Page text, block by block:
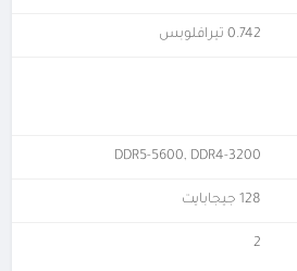
0.742 تيرافلوبس
DDR5-5600, DDR4-3200
128 جيجابايت